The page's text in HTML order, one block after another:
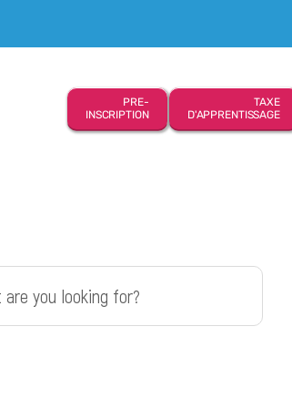
PRE-
INSCRIPTION
TAXE
D'APPRENTISSAGE